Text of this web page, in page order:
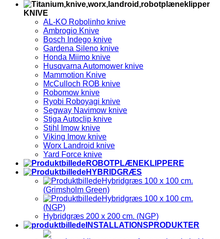
KNIVE
AL-KO Robolinho knive
Ambrogio Knive
Bosch Indego knive
Gardena Sileno knive
Honda Miimo knive
Husqvarna Automower knive
Mammotion Knive
McCulloch ROB knive
Robomow knive
Ryobi Roboyagi knive
Segway Navimow knive
Stiga Autoclip knive
Stihl Imow knive
Viking Imow knive
Worx Landroid knive
Yard Force knive
ROBOTPLÆNEKLIPPERE
HYBRIDGRÆS
Hybridgræs 100 x 100 cm.
(Grimsholm Green)
Hybridgræs 100 x 100 cm.
(NGP)
Hybridgræs 200 x 200 cm. (NGP)
INSTALLATIONSPRODUKTER